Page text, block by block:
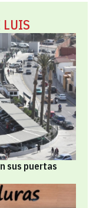
LUIS
sus puertas